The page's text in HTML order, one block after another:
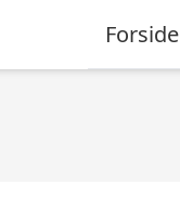
Forside